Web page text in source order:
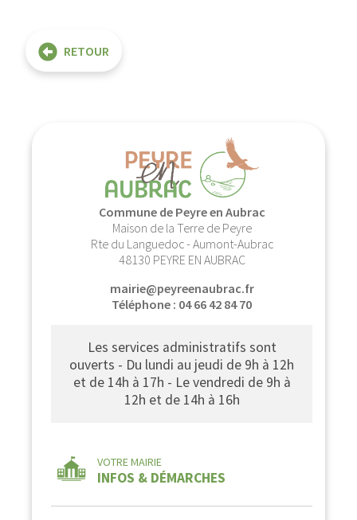
RETOUR
Les services administratifs sont
ouverts - Du lundi au jeudi de 9h à 12h
et de 14h à 17h - Le vendredi de 9h à
12h et de 14h à 16h
Commune de Peyre en Aubrac
Maison de la Terre de Peyre
Rte du Languedoc - Aumont-Aubrac
48130 PEYRE EN AUBRAC
mairie@peyreenaubrac.fr
Téléphone : 04 66 42 84 70
VOTRE MAIRIE
INFOS & DÉMARCHES